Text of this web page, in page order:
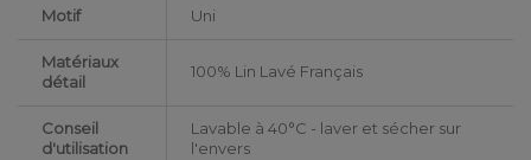
Motif Uni
Matériaux
détail
100% Lin Lavé Français
Conseil
d'utilisation
Lavable à 40°C - laver et sécher sur
l'envers